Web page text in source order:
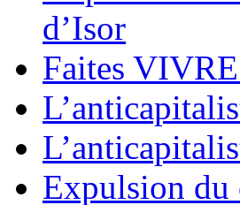
d’Isor
Faites
Expulsion du